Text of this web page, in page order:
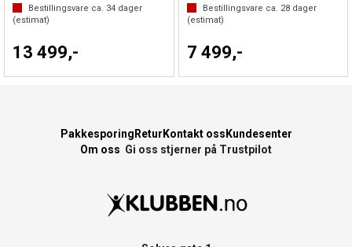
Bestillingsvare ca. 34 dager
(estimat)
13 499,-
Bestillingsvare ca. 28dager
(estimat)
7 499,-
PakkesporingReturKontakt ossKundesenter
Om oss Gi oss stjerner på Trustpilot